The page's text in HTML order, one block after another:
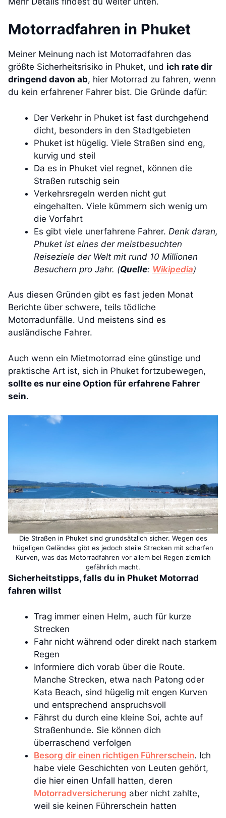
Motorradfahren in Phuket
Meiner Meinung nach ist Motorradfahren das
größte Sicherheitsrisiko in Phuket, und ich rate dir
dringend davon ab, hier Motorrad zu fahren, wenn
du kein erfahrener Fahrer bist. Die Gründe dafür:
Der Verkehr in Phuket ist fast durchgehend
dicht, besonders in den Stadtgebieten
Phuket ist hügelig. Viele Straßen sind eng,
kurvig und steil
Da es in Phuket viel regnet, können die
Straßen rutschig sein
Verkehrsregeln werden nicht gut
eingehalten. Viele kümmern sich wenig um
die Vorfahrt
Es gibt viele unerfahrene Fahrer. Denk daran,
Phuket ist eines der meistbesuchten
Reiseziele der Welt mit rund 10 Millionen
Besuchern pro Jahr. (Quelle: Wikipedia)
Aus diesen Gründen gibt es fast jeden Monat
Berichte über schwere, teils tödliche
Motorradunfälle. Und meistens sind es
ausländische Fahrer.
Auch wenn ein Mietmotorrad eine günstige und
praktische Art ist, sich in Phuket fortzubewegen,
sollte es nur eine Option für erfahrene Fahrer
sein.
Die Straßen in Phuket sind grundsätzlich sicher. Wegen des
hügeligen Geländes gibt es jedoch steile Strecken mit scharfen
Kurven, was das Motorradfahren vor allem bei Regen ziemlich
gefährlich macht.
Sicherheitstipps, falls du in Phuket Motorrad
fahren willst
Trag immer einen Helm, auch für kurze
Strecken
Fahr nicht während oder direkt nach starkem
Regen
Informiere dich vorab über die Route.
Manche Strecken, etwa nach Patong oder
Kata Beach, sind hügelig mit engen Kurven
und entsprechend anspruchsvoll
Fährst du durch eine kleine Soi, achte auf
Straßenhunde. Sie können dich
überraschend verfolgen
Besorg dir einen richtigen Führerschein. Ich
habe viele Geschichten von Leuten gehört,
die hier einen Unfall hatten, deren
Motorradversicherung aber nicht zahlte,
weil sie keinen Führerschein hatten